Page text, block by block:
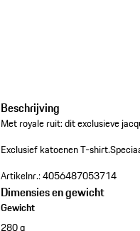
Beschrijving
Met royale ruit: dit exclusieve
Exclusief katoenen T-shirt.
Artikelnr.:4056487053714
Dimensies en gewicht
Gewicht
280 g